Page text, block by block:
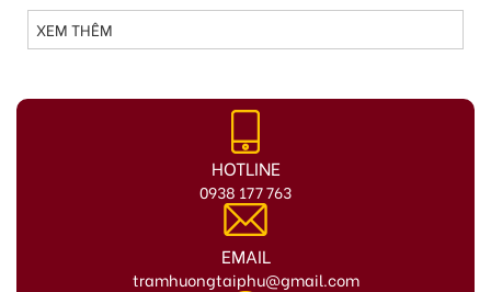
XEM THÊM
HOTLINE
0938 177 763
EMAIL
tramhuongtaiphu@gmail.com